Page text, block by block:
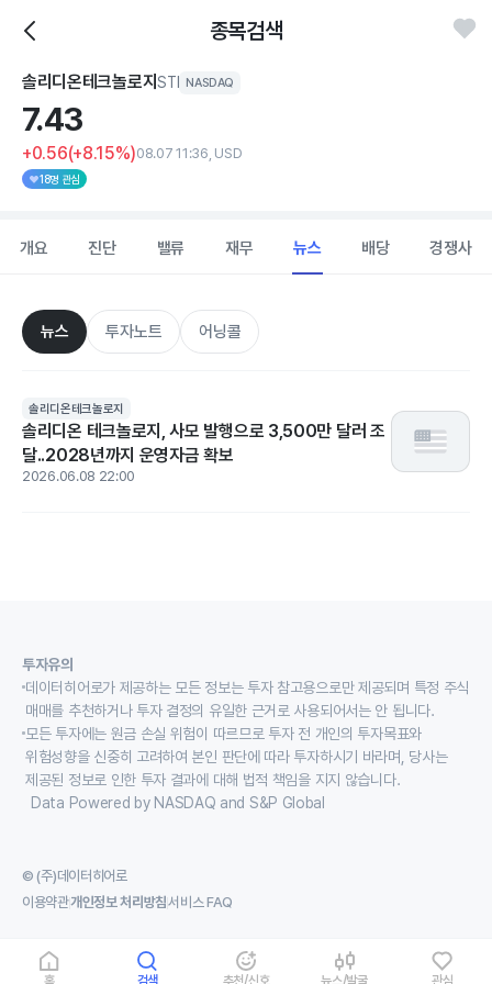
홈 검색 추천/신호 뉴스/발굴 관심
종목검색
솔리디온테크놀로지STI NASDAQ
7.43
+0.56(+8.15%)08.07 11:36, USD
18명 관심
개요 진단 밸류 재무 뉴스 배당 경쟁사
뉴스 투자노트 어닝콜
솔리디온테크놀로지
솔리디온 테크놀로지, 사모 발행으로 3,500만 달러 조
달..2028년까지 운영자금 확보
2026.06.08 22:00
투자유의
데이터히어로가 제공하는 모든 정보는 투자 참고용으로만 제공되며 특정 주식
매매를 추천하거나 투자 결정의 유일한 근거로 사용되어서는 안 됩니다.
모든 투자에는 원금 손실 위험이 따르므로 투자 전 개인의 투자목표와
위험성향을 신중히 고려하여 본인 판단에 따라 투자하시기 바라며, 당사는
제공된 정보로 인한 투자 결과에 대해 법적 책임을 지지 않습니다.
Data Powered by NASDAQ and S&P Global
© (주)데이터히어로
이용약관개인정보 처리방침서비스 FAQ